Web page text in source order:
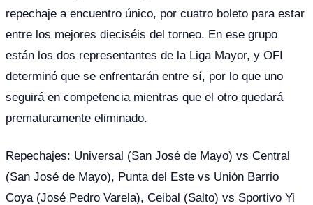
repechaje a encuentro único, por cuatro boleto para estar
entre los mejores dieciséis del torneo. En ese grupo
están los dos representantes de la Liga Mayor, y OFI
determinó que se enfrentarán entre sí, por lo que uno
seguirá en competencia mientras que el otro quedará
prematuramente eliminado.
Repechajes: Universal (San José de Mayo) vs Central
(San José de Mayo), Punta del Este vs Unión Barrio
Coya (José Pedro Varela), Ceibal (Salto) vs Sportivo Yi